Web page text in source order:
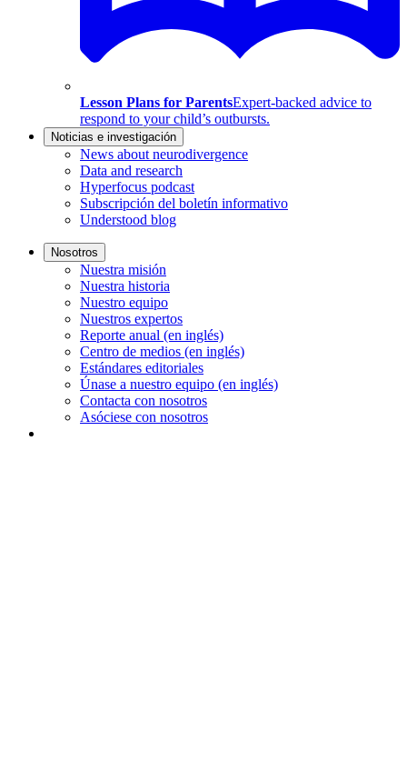
Lesson Plans for ParentsExpert-backed advice to
respond to your child’s outbursts.
Noticias e investigación
News about neurodivergence
Data and research
Hyperfocus podcast
Subscripción del boletín informativo
Understood blog
Nosotros
Nuestra misión
Nuestra historia
Nuestro equipo
Nuestros expertos
Reporte anual (en inglés)
Centro de medios (en inglés)
Estándares editoriales
Únase a nuestro equipo (en inglés)
Contacta con nosotros
Asóciese con nosotros